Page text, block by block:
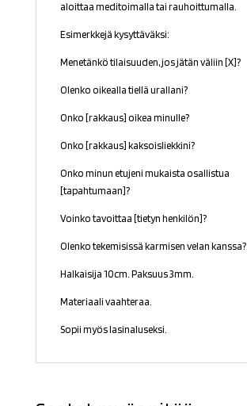
aloittaa meditoimalla tai rauhoittumalla.
Esimerkkejä kysyttäväksi:
Menetänkö tilaisuuden, jos jätän väliin [X]?
Olenko oikealla tiellä urallani?
Onko [rakkaus] oikea minulle?
Onko [rakkaus] kaksoisliekkini?
Onko minun etujeni mukaista osallistua
[tapahtumaan]?
Voinko tavoittaa [tietyn henkilön]?
Olenko tekemisissä karmisen velan kanssa?
Halkaisija 10cm. Paksuus 3mm.
Materiaali vaahteraa.
Sopii myös lasinaluseksi.